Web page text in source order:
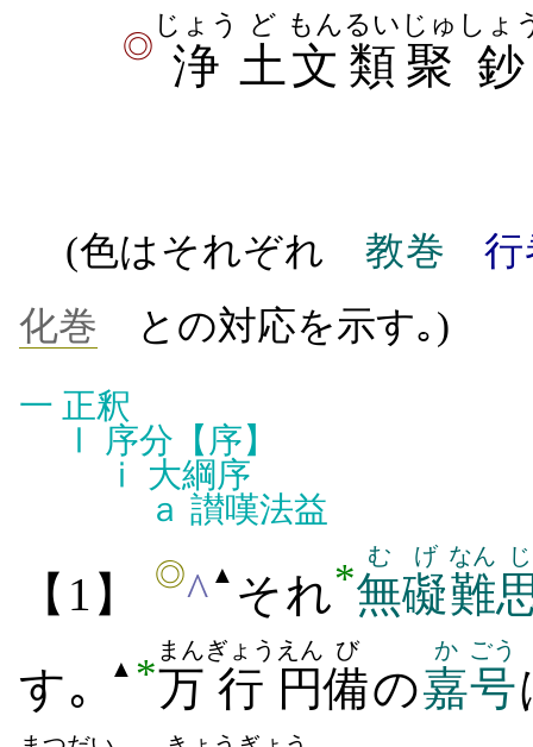
◎ 浄
じょう
土
ど
文類
もんるい
聚
じゅ
鈔
しょ
(色はそれぞれ 教巻
行
化巻 との対応を示す｡)
一 正釈
Ⅰ
序分【序】
ⅰ
大綱序
ａ 讃嘆法益
【1】 ◎^ ▲ それ*無礙
むげ
難
なん じ
す｡ ▲ *万
まん
行
ぎょう
円
えん
備
び
の嘉
か
号
ごう